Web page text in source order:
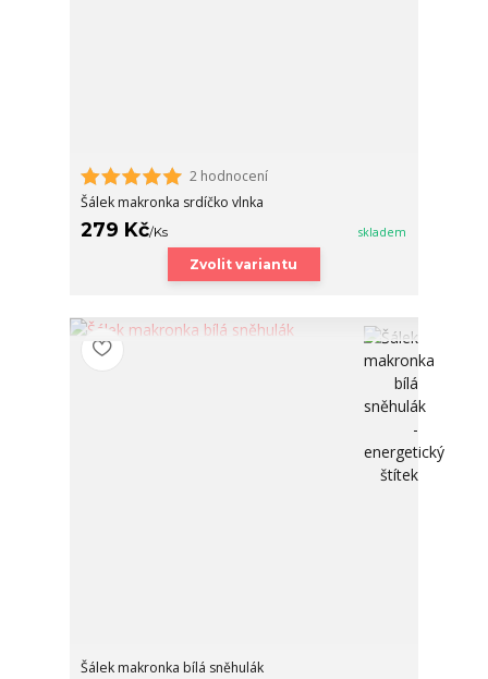
2 hodnocení
Šálek makronka srdíčko vlnka
279 Kč/Ks skladem
Zvolit variantu
Šálek makronka bílá sněhulák